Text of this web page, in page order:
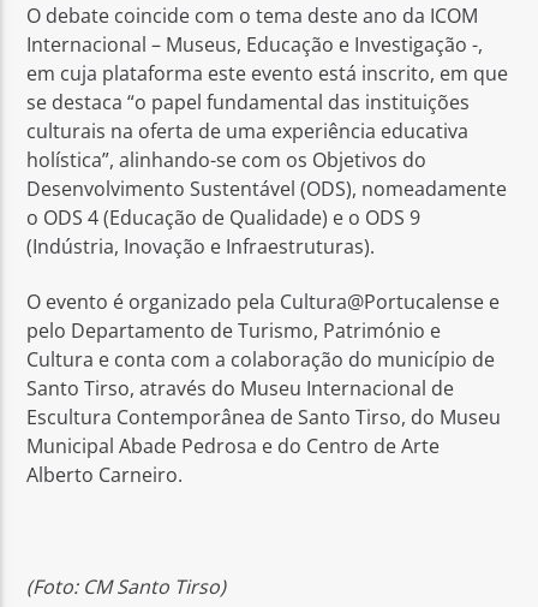
O debate coincide com o tema deste ano da ICOM
Internacional – Museus, Educação e Investigação -,
em cuja plataforma este evento está inscrito, em que
se destaca “o papel fundamental das instituições
culturais na oferta de uma experiência educativa
holística”, alinhando-se com os Objetivos do
Desenvolvimento Sustentável (ODS), nomeadamente
o ODS 4 (Educação de Qualidade) e o ODS 9
(Indústria, Inovação e Infraestruturas).
O evento é organizado pela Cultura@Portucalense e
pelo Departamento de Turismo, Património e
Cultura e conta com a colaboração do município de
Santo Tirso, através do Museu Internacional de
Escultura Contemporânea de Santo Tirso, do Museu
Municipal Abade Pedrosa e do Centro de Arte
Alberto Carneiro.
(Foto: CM Santo Tirso)